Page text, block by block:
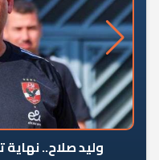
وليد صلاح.. نهاية